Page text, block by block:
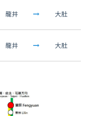
龍井 大肚
龍井 大肚